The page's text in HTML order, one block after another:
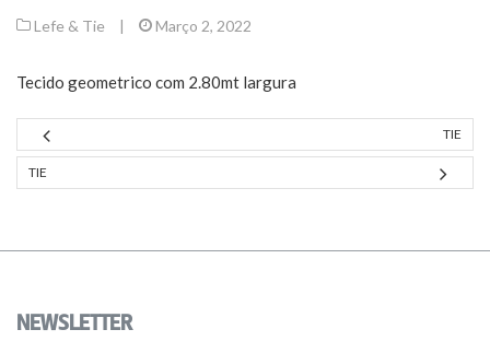
Lefe & Tie | Março 2, 2022
Tecido geometrico com 2.80mt largura
TIE
TIE
NEWSLETTER